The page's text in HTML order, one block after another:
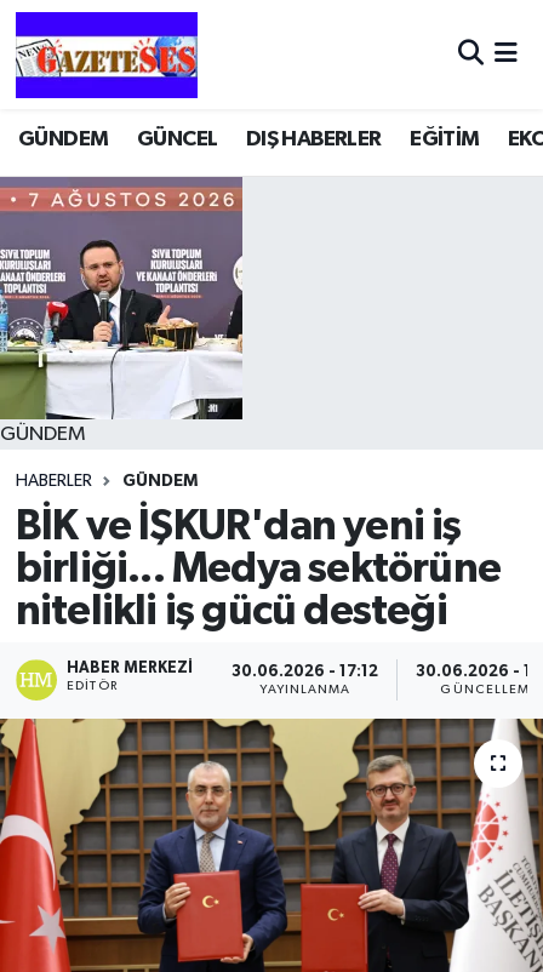
GÜNDEM GÜNCEL DIŞ HABERLER EĞİTİM
GÜNDEM
HABERLER GÜNDEM
BİK ve İŞKUR'dan yeni iş
birliği... Medya sektörüne
nitelikli iş gücü desteği
HABER MERKEZI
EDITÖR
30.06.2026 - 17:12
YAYINLANMA
30.06.2026 -
GÜNCELLEME